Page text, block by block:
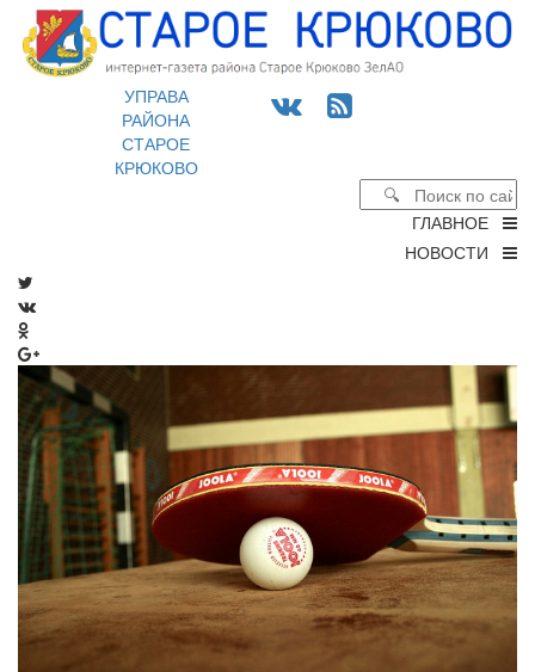
УПРАВА
РАЙОНА
СТАРОЕ
КРЮКОВО
ГЛАВНОЕ
НОВОСТИ